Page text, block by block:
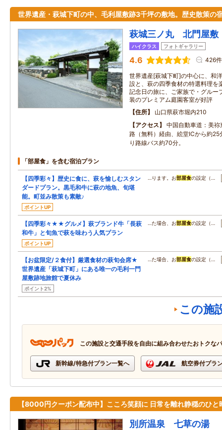
世界遺産・萩城下町の中、毛利屋敷跡3千坪の敷地。歴史散策の
萩城三ノ丸 北門屋敷
ハイクラス フォトギャラリー
4.6 426件
世界遺産[萩城下町]の中心に、和
設と、萩の四季食材の特選料理
記念日の旅に、ご家族で・グル
装のプレミアム庭園客室が好評
住所
山口県萩市堀内210
アクセス
中国自動車道：美
路（無料）経由、絵堂ICから約25
り路線バス約70分。
「部屋食」を含む宿泊プラン
【四季彩々】歴史に食に、萩を愉しむスタン
ダードプラン。黒毛和牛に萩の地魚、旬堪
能。町並み散策も素敵♪
ポイントUP
…ります。お部屋食の設定（…
【四季彩々★★グルメ】萩ブランド牛「長萩
和牛」と旬魚で萩を味わう人気プラン
ポイントUP
…た場合、お部屋食の設定（…
【お盆限定/２食付】厳選食材の萩旬会席★
世界遺産「萩城下町」にある唯一の毛利一門
屋敷跡地旅館で夏休み
ポイント2%
…た場合、お部屋食の設定（…
この施
この施設と交通手段を自由に組み合わせたおトクな
新幹線/特急付プラン一覧へ 航空券付プラ
【8000円クーポン配布中】こころ笑顔に 日常を離れ静穏のひと
別所温泉 七草の湯